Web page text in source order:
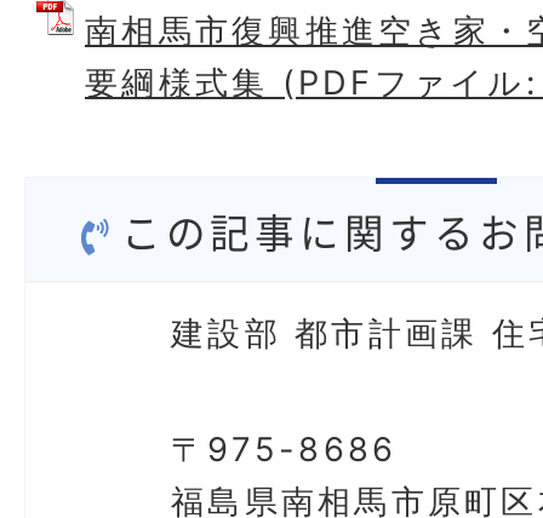
南相馬市復興推進空き家・
要綱様式集 (PDFファイ
この記事に関するお
建設部 都市計画課 住
〒975-8686
福島県南相馬市原町